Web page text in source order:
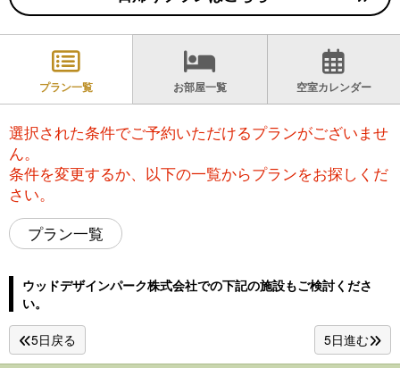
プラン一覧 お部屋一覧 空室カレンダー
選択された条件でご予約いただけるプランがございませ
ん。
条件を変更するか、以下の一覧からプランをお探しくだ
さい。
プラン一覧
ウッドデザインパーク株式会社での下記の施設もご検討くださ
い。
5日戻る 5日進む